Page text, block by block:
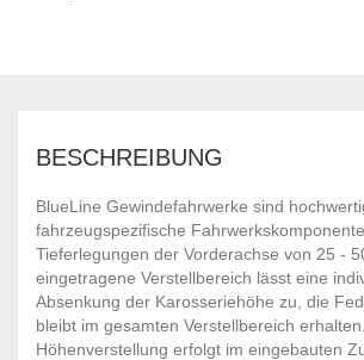
BESCHREIBUNG
BlueLine Gewindefahrwerke sind
fahrzeugspezifische
Tieferlegungen der Vorderachse von 25 -
eingetragene Verstellbereich lässt eine
Absenkung der Karosseriehöhe zu, die
bleibt im gesamten Verstellbereich
Höhenverstellung erfolgt im eingebauten